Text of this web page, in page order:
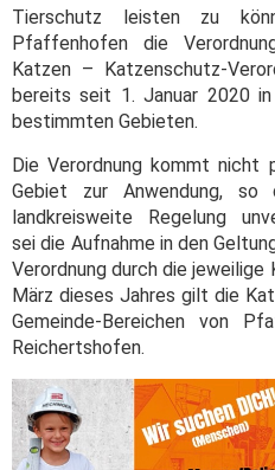
Tierschutz leisten zu
Pfaffenhofen die
Katzen – Katzenschutz-
bereits seit 1. Januar 2020
bestimmten Gebieten.
Die Verordnung kommt nicht
Gebiet zur Anwendung, so
landkreisweite Regelung
sei die Aufnahme in den
Verordnung durch die jeweilige
März dieses Jahres gilt die
Gemeinde-Bereichen von
Reichertshofen.